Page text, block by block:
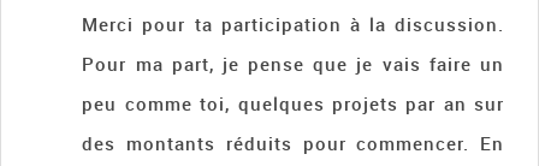
Merci pour ta participation à la discussion.
Pour ma part, je pense que je vais faire un
peu comme toi, quelques projets par an sur
des montants réduits pour commencer. En